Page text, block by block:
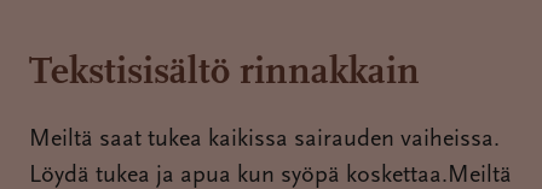
Tekstisisältö rinnakkain
Meiltä saat tukea kaikissa sairauden vaiheissa.
Löydä tukea ja apua kun syöpä koskettaa.Meiltä